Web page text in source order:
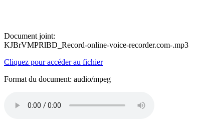
Document joint:
KJBrVMPRlBD_Record-online-voice-recorder.com-.mp3
Cliquez pour accéder au fichier
Format du document: audio/mpeg